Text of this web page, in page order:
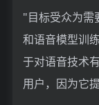
"目标受众为需
和语音模型训
于对语音技术
用户，因为它